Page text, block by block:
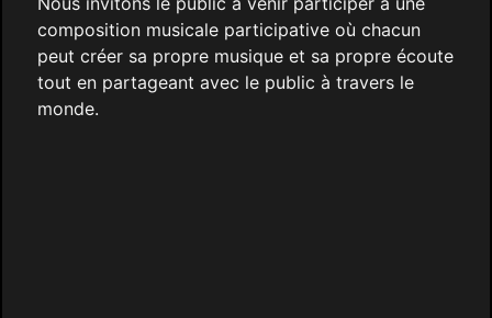
composition musicale participative où chacun
peut créer sa propre musique et sa propre écoute
tout en partageant avec le public à travers le
monde.